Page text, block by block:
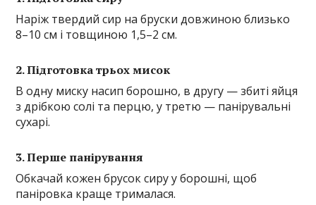
Наріж твердий сир на бруски довжиною близько
8–10 см і товщиною 1,5–2 см.
2. Підготовка трьох мисок
В одну миску насип борошно, в другу — збиті яйця
з дрібкою солі та перцю, у третю — панірувальні
сухарі.
3. Перше панірування
Обкачай кожен брусок сиру у борошні, щоб
паніровка краще трималася.